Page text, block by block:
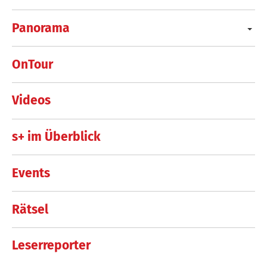
Panorama
OnTour
Videos
s+ im Überblick
Events
Rätsel
Leserreporter